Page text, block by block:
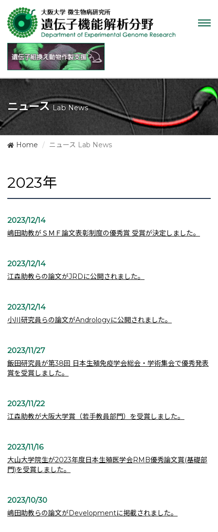
ニュースLab News
Home ニュース Lab News
2023年
2023/12/14
嶋田助教がＳＭＦ論文表彰制度の優秀賞 受賞が決定しました。
2023/12/14
江森助教らの論文がJRDに公開されました。
2023/12/14
小川研究員らの論文がAndrologyに公開されました。
2023/11/27
飯田研究員が第38回 日本生殖免疫学会総会・学術集会で優秀発表
賞を受賞しました。
2023/11/22
江森助教が大阪大学賞（若手教員部門）を受賞しました。
2023/11/16
大山大学院生が2023年度日本生殖医学会RMB優秀論文賞(基礎部
門)を受賞しました。
2023/10/30
嶋田助教らの論文がDevelopmentに掲載されました。